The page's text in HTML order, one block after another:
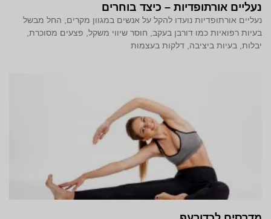
נעליים אורתופדיות – כיצד בוחרים
נעליים אורתופדיות נועדו להקל על אנשים במגוון מקרים, החל מבשל
בעיות רפואיות כמו דורבן בעקב, חוסר שיווי משקל, פצעים מסוכרת,
יבלות, בעיות ביציבה, דלקות בעצמות